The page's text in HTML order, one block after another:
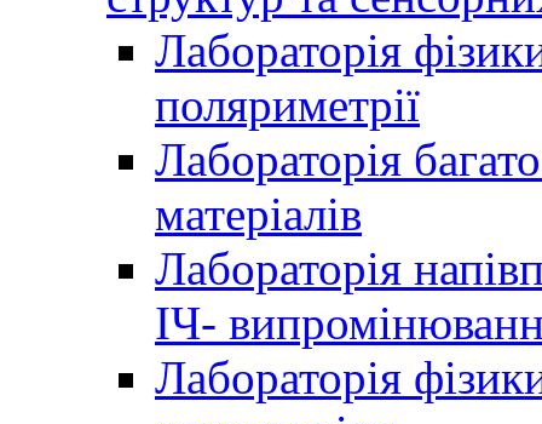
Лабораторія
поляриметрії
Лабораторія
матеріалів
Лабораторія
ІЧ-
Лабораторія